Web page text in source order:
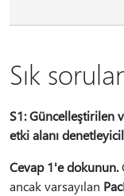
Sık
S1: Güncelleştirilen
etki alanı
Cevap 1'e dokunun.
ancak varsayılan